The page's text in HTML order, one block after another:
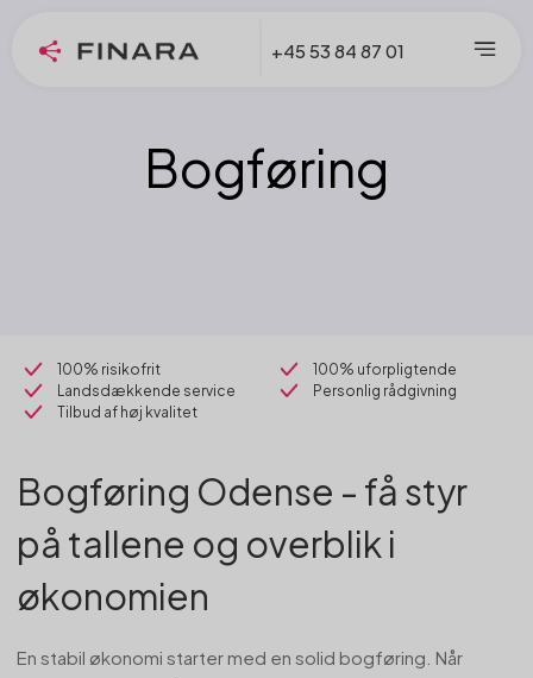
+45 53 84 87 01
Bogføring
100% risikofrit
100% uforpligtende
Landsdækkende service
Personlig rådgivning
Tilbud af høj kvalitet
Bogføring Odense - få styr
på tallene og overblik i
økonomien
En stabil økonomi starter med en solid bogføring. Når